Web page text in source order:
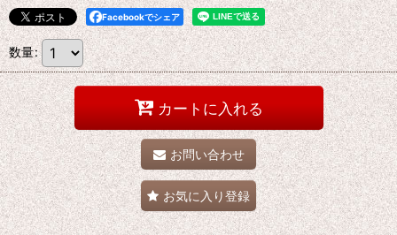
Facebookでシェア
数量:
カートに入れる
お問い合わせ
お気に入り登録